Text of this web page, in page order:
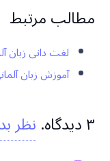
مطالب مرتبط
لغت دانی زبان
آموزش زبان
۳دیدگاه.نظر